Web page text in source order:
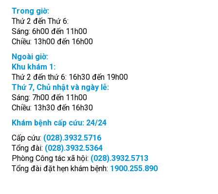
Trong giờ:
Thứ 2 đến Thứ 6:
Sáng: 6h00 đến 11h00
Chiều: 13h00 đến 16h00
Ngoài giờ:
Khu khám 1:
Thứ 2 đến thứ 6: 16h30 đến 19h00
Thứ 7, Chủ nhật và ngày lễ:
Sáng: 7h00 đến 11h00
Chiều: 13h30 đến 16h30
Khám bệnh cấp cứu: 24/24
Cấp cứu: (028).3932.5716
Tổng đài: (028).3932.5364
Phòng Công tác xã hội: (028).3932.5713
Tổng đài đặt hẹn khám bệnh: 1900.255.890